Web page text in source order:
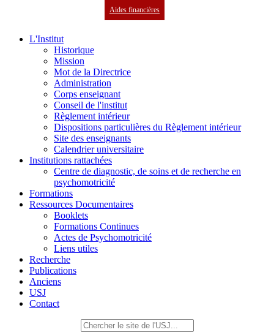
Aides financières
L'Institut
Historique
Mission
Mot de la Directrice
Administration
Corps enseignant
Conseil de l'institut
Règlement intérieur
Dispositions particulières du Règlement intérieur
Site des enseignants
Calendrier universitaire
Institutions rattachées
Centre de diagnostic, de soins et de recherche en
psychomotricité
Formations
Ressources Documentaires
Booklets
Formations Continues
Actes de Psychomotricité
Liens utiles
Recherche
Publications
Anciens
USJ
Contact